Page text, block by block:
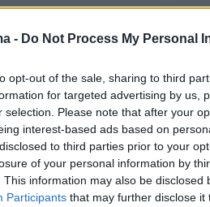
- Do Not Process My Personal
opt-out of the sale, sharing to third
for targeted advertising by us,
selection. Please note that after your
interest-based ads based on
to third parties prior to your
of your personal information by
This information may also be disclosed
Participants that may further disclose it
επανάσταση. Ο
κάθε άλλον τι σημαίνει ο
στο Κίεβο
τις κινήσεις
του Διεθνούς Δικαίου
από το Κίεβο,